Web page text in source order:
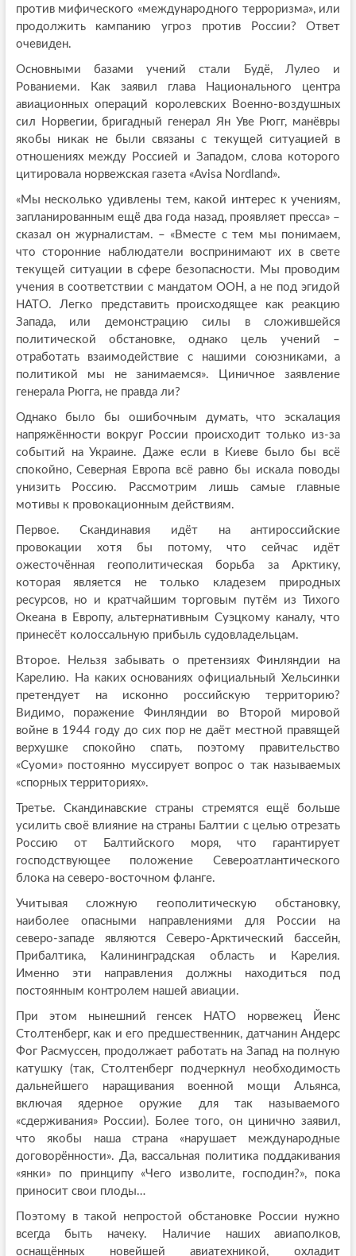
против мифического «международного терроризма», или
продолжить кампанию угроз против России? Ответ
очевиден.
Основными базами учений стали Будё, Лулео и
Рованиеми. Как заявил глава Национального центра
авиационных операций королевских Военно-воздушных
сил Норвегии, бригадный генерал Ян Уве Рюгг, манёвры
якобы никак не были связаны с текущей ситуацией в
отношениях между Россией и Западом, слова которого
цитировала норвежская газета «Avisa Nordland».
«Мы несколько удивлены тем, какой интерес к учениям,
запланированным ещё два года назад, проявляет пресса» –
сказал он журналистам. – «Вместе с тем мы понимаем,
что сторонние наблюдатели воспринимают их в свете
текущей ситуации в сфере безопасности. Мы проводим
учения в соответствии с мандатом ООН, а не под эгидой
НАТО. Легко представить происходящее как реакцию
Запада, или демонстрацию силы в сложившейся
политической обстановке, однако цель учений –
отработать взаимодействие с нашими союзниками, а
политикой мы не занимаемся». Циничное заявление
генерала Рюгга, не правда ли?
Однако было бы ошибочным думать, что эскалация
напряжённости вокруг России происходит только из-за
событий на Украине. Даже если в Киеве было бы всё
спокойно, Северная Европа всё равно бы искала поводы
унизить Россию. Рассмотрим лишь самые главные
мотивы к провокационным действиям.
Первое. Скандинавия идёт на антироссийские
провокации хотя бы потому, что сейчас идёт
ожесточённая геополитическая борьба за Арктику,
которая является не только кладезем природных
ресурсов, но и кратчайшим торговым путём из Тихого
Океана в Европу, альтернативным Суэцкому каналу, что
принесёт колоссальную прибыль судовладельцам.
Второе. Нельзя забывать о претензиях Финляндии на
Карелию. На каких основаниях официальный Хельсинки
претендует на исконно российскую территорию?
Видимо, поражение Финляндии во Второй мировой
войне в 1944 году до сих пор не даёт местной правящей
верхушке спокойно спать, поэтому правительство
«Суоми» постоянно муссирует вопрос о так называемых
«спорных территориях».
Третье. Скандинавские страны стремятся ещё больше
усилить своё влияние на страны Балтии с целью отрезать
Россию от Балтийского моря, что гарантирует
господствующее положение Североатлантического
блока на северо-восточном фланге.
Учитывая сложную геополитическую обстановку,
наиболее опасными направлениями для России на
северо-западе являются Северо-Арктический бассейн,
Прибалтика, Калининградская область и Карелия.
Именно эти направления должны находиться под
постоянным контролем нашей авиации.
При этом нынешний генсек НАТО норвежец Йенс
Столтенберг, как и его предшественник, датчанин Андерс
Фог Расмуссен, продолжает работать на Запад на полную
катушку (так, Столтенберг подчеркнул необходимость
дальнейшего наращивания военной мощи Альянса,
включая ядерное оружие для так называемого
«сдерживания» России). Более того, он цинично заявил,
что якобы наша страна «нарушает международные
договорённости». Да, вассальная политика поддакивания
«янки» по принципу «Чего изволите, господин?», пока
приносит свои плоды…
Поэтому в такой непростой обстановке России нужно
всегда быть начеку. Наличие наших авиаполков,
оснащённых новейшей авиатехникой, охладит